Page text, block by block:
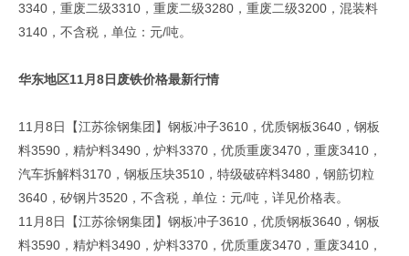
3340，重废二级3310，重废二级3280，重废二级3200，混装料
3140，不含税，单位：元/吨。
华东地区11月8日废铁价格最新行情
11月8日【江苏徐钢集团】钢板冲子3610，优质钢板3640，钢板
料3590，精炉料3490，炉料3370，优质重废3470，重废3410，
汽车拆解料3170，钢板压块3510，特级破碎料3480，钢筋切粒
3640，矽钢片3520，不含税，单位：元/吨，详见价格表。
11月8日【江苏徐钢集团】钢板冲子3610，优质钢板3640，钢板
料3590，精炉料3490，炉料3370，优质重废3470，重废3410，